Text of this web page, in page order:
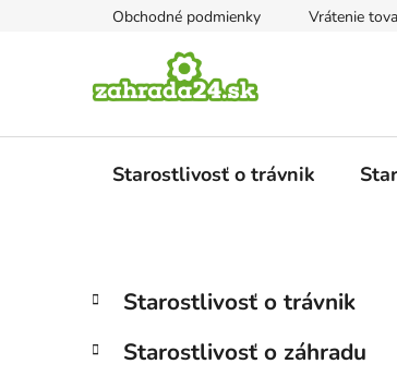
Obchodné podmienky Vrátenie
Starostlivosť o trávnik
B
č
Preskočiť
kategórie
K
a
e
Starostlivosť o trávnik
Starostlivosť o záhradu